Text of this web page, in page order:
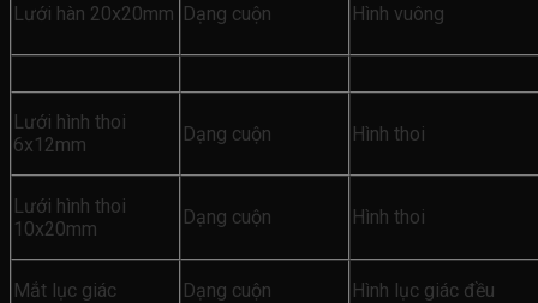
Lưới hàn 20x20mm Dạng cuộn Hình vuông
Lưới hình thoi
6x12mm
Dạng cuộn Hình thoi
Lưới hình thoi
10x20mm
Dạng cuộn Hình thoi
Mắt lục giác Dạng cuộn Hình lục giác đều